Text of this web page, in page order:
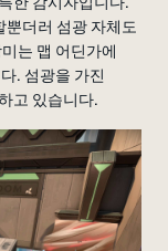
더러 섬광 자체도
는 맵 어딘가에
. 섬광을 가진
고 있습니다.